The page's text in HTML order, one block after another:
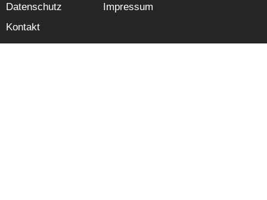
Datenschutz
Impressum
Kontakt